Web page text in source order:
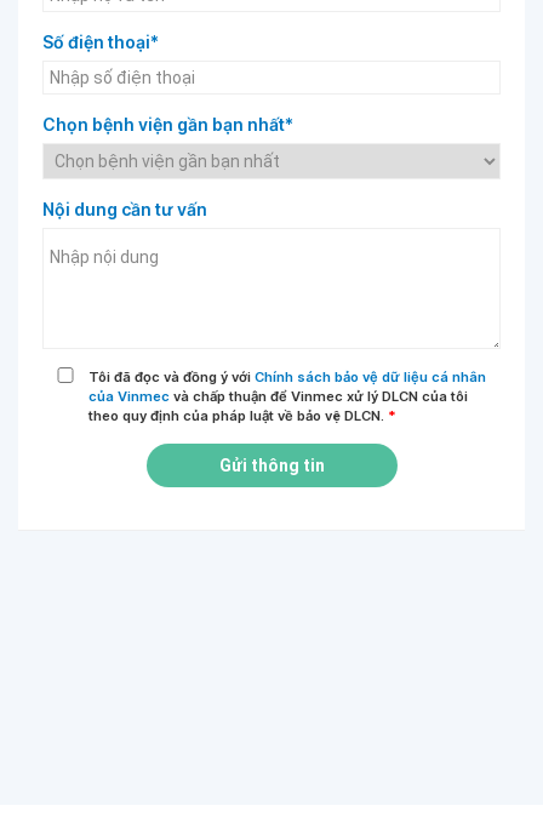
Số điện thoại*
Chọn bệnh viện gần bạn nhất*
Nội dung cần tư vấn
Tôi đã đọc và đồng ý với Chính sách bảo vệ dữ liệu cá nhân
của Vinmec và chấp thuận để Vinmec xử lý DLCN của tôi
theo quy định của pháp luật về bảo vệ DLCN. *
Gửi thông tin